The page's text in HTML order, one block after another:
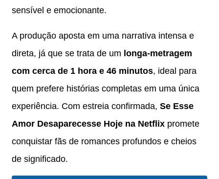
sensível e emocionante.
A produção aposta em uma narrativa intensa e
direta, já que se trata de um longa-metragem
com cerca de 1 hora e 46 minutos, ideal para
quem prefere histórias completas em uma única
experiência. Com estreia confirmada, Se Esse
Amor Desaparecesse Hoje na Netflix promete
conquistar fãs de romances profundos e cheios
de significado.